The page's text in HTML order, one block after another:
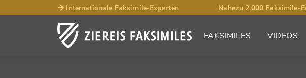
Internationale Faksimile-Experten Nahezu 2.000 Faksimile-
FAKSIMILES VIDEOS